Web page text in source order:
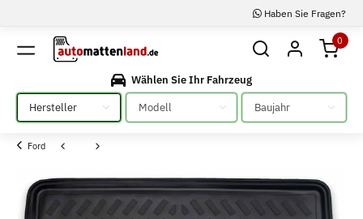
Haben Sie Fragen?
0
Wählen Sie Ihr Fahrzeug
Bitte auswählen
Bitte auswählen Bitte auswählen
Ford